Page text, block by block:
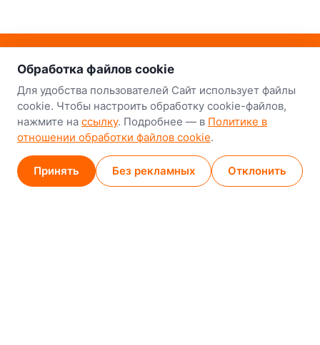
о нас
Наш склад-магазин:
Минск
8-й Путепроводный переулок, 5
GPS53.924752, 27.489820
Карта проезда
Обработка файлов cookie
Для удобства пользователей Сайт использует файлы
cookie. Чтобы настроить обработку cookie-файлов,
нажмите на ссылку. Подробнее — в Политике в
отношении обработки файлов cookie.
Принять Без рекламных Отклонить